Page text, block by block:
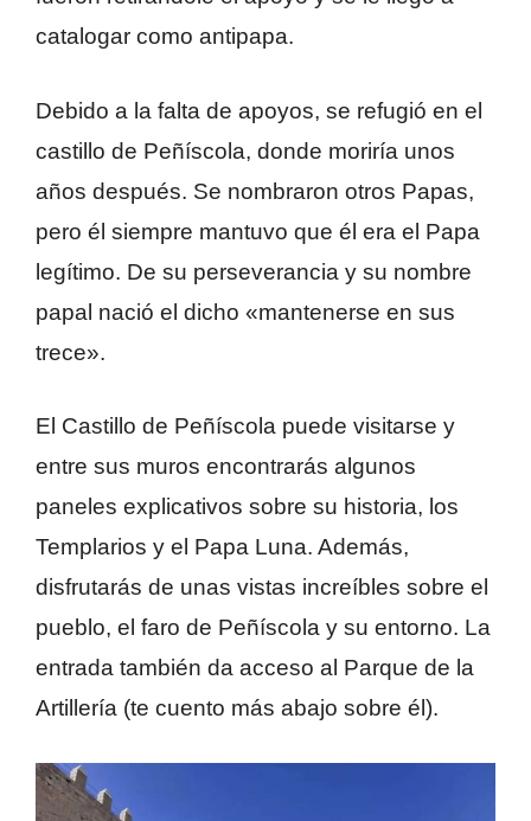
catalogar como antipapa.
Debido a la falta de apoyos, se refugió en el
castillo de Peñíscola, donde moriría unos
años después. Se nombraron otros Papas,
pero él siempre mantuvo que él era el Papa
legítimo. De su perseverancia y su nombre
papal nació el dicho «mantenerse en sus
trece».
El Castillo de Peñíscola puede visitarse y
entre sus muros encontrarás algunos
paneles explicativos sobre su historia, los
Templarios y el Papa Luna. Además,
disfrutarás de unas vistas increíbles sobre el
pueblo, el faro de Peñíscola y su entorno. La
entrada también da acceso al Parque de la
Artillería (te cuento más abajo sobre él).